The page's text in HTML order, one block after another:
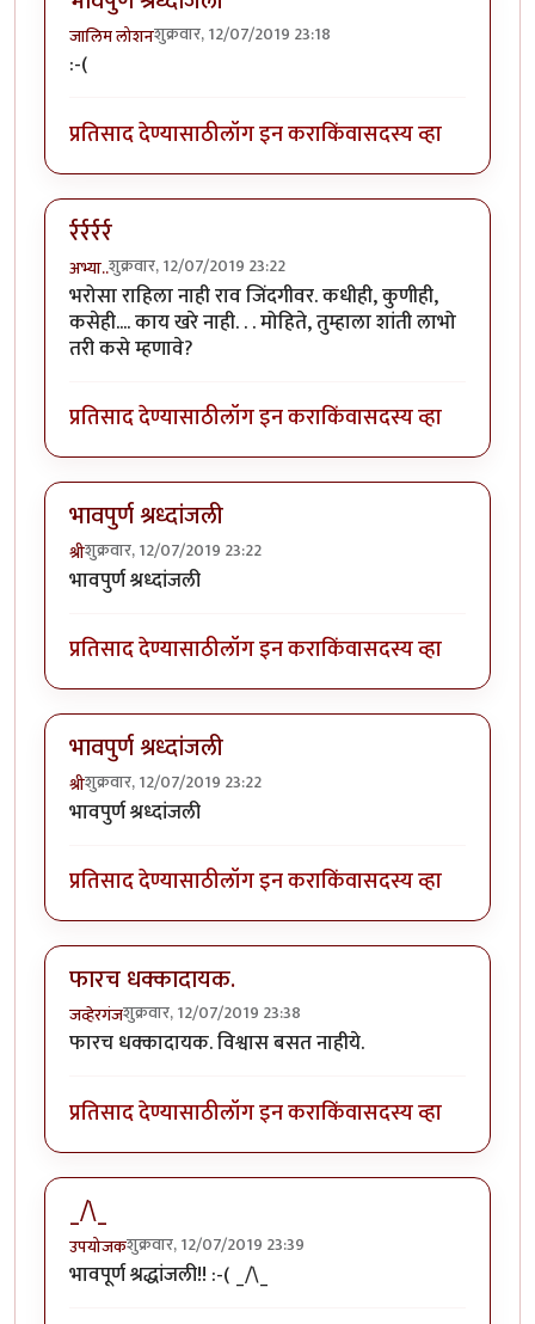
जालिम लोशनशुक्रवार, 12/07/2019 23:18
:-(
प्रतिसाद देण्यासाठीलॉग इन कराकिंवासदस्य व्हा
र्रर्रर्रर्र
अभ्या..शुक्रवार, 12/07/2019 23:22
भरोसा राहिला नाही राव जिंदगीवर. कधीही, कुणीही,
कसेही.... काय खरे नाही. . . मोहिते, तुम्हाला शांती लाभो
तरी कसे म्हणावे?
प्रतिसाद देण्यासाठीलॉग इन कराकिंवासदस्य व्हा
भावपुर्ण श्रध्दांजली
श्रीशुक्रवार, 12/07/2019 23:22
भावपुर्ण श्रध्दांजली
प्रतिसाद देण्यासाठीलॉग इन कराकिंवासदस्य व्हा
भावपुर्ण श्रध्दांजली
श्रीशुक्रवार, 12/07/2019 23:22
भावपुर्ण श्रध्दांजली
प्रतिसाद देण्यासाठीलॉग इन कराकिंवासदस्य व्हा
फारच धक्कादायक.
जव्हेरगंजशुक्रवार, 12/07/2019 23:38
फारच धक्कादायक. विश्वास बसत नाहीये.
प्रतिसाद देण्यासाठीलॉग इन कराकिंवासदस्य व्हा
_/\_
उपयोजकशुक्रवार, 12/07/2019 23:39
भावपूर्ण श्रद्धांजली!! :-( _/\_